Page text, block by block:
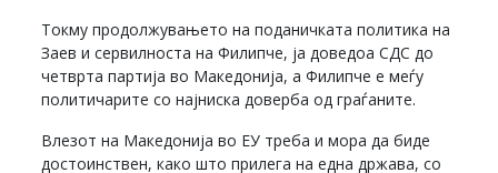
Токму продолжувањето на поданичката политика на
Заев и сервилноста на Филипче, ја доведоа СДС до
четврта партија во Македонија, а Филипче е меѓу
политичарите со најниска доверба од граѓаните.
Влезот на Македонија во ЕУ треба и мора да биде
достоинствен, како што прилега на една држава, со